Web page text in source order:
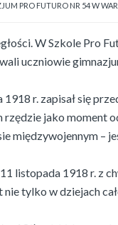
PRO FUTURO NR 54 W
W Szkole Pro
uczniowie
r. zapisał się
jako moment
międzywojennym –
listopada 1918 r. z
tylko w dziejach